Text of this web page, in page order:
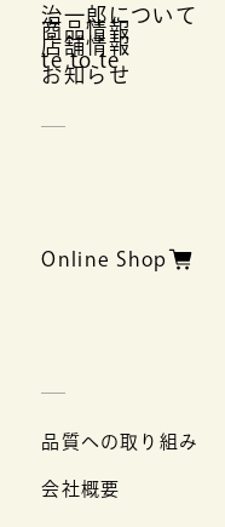
治一郎について
商品情報
店舗情報
te to te
お知らせ
Online Shop
品質への取り組み
会社概要